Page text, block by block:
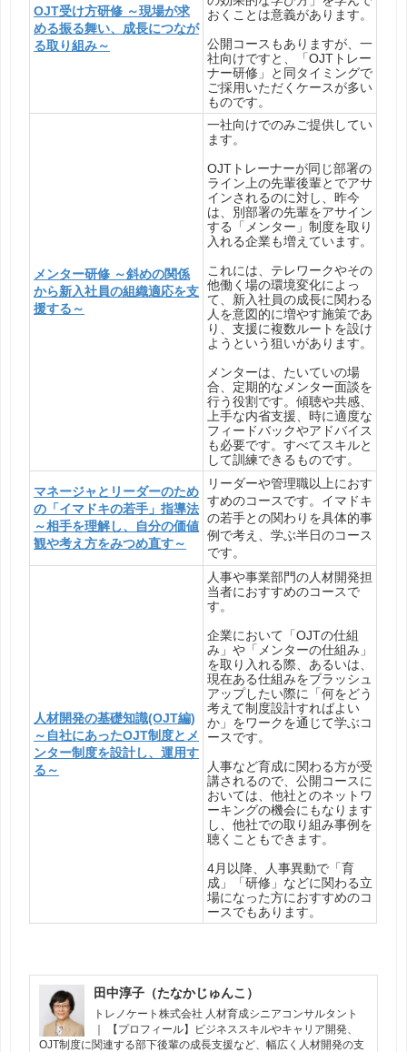
OJT受け方研修 ～現場が求
める振る舞い、成長につなが
る取り組み～
おくことは意義があります。
公開コースもありますが、一
社向けですと、「OJTトレー
ナー研修」と同タイミングで
ご採用いただくケースが多い
ものです。
メンター研修 ～斜めの関係
から新入社員の組織適応を支
援する～
一社向けでのみご提供してい
ます。
OJTトレーナーが同じ部署の
ライン上の先輩後輩とでアサ
インされるのに対し、昨今
は、別部署の先輩をアサイン
する「メンター」制度を取り
入れる企業も増えています。
これには、テレワークやその
他働く場の環境変化によっ
て、新入社員の成長に関わる
人を意図的に増やす施策であ
り、支援に複数ルートを設け
ようという狙いがあります。
メンターは、たいていの場
合、定期的なメンター面談を
行う役割です。傾聴や共感、
上手な内省支援、時に適度な
フィードバックやアドバイス
も必要です。すべてスキルと
して訓練できるものです。
マネージャとリーダーのため
の「イマドキの若手」指導法
～相手を理解し、自分の価値
観や考え方をみつめ直す～
リーダーや管理職以上におす
すめのコースです。イマドキ
の若手との関わりを具体的事
例で考え、学ぶ半日のコース
です。
人材開発の基礎知識(OJT編)
～自社にあったOJT制度とメ
ンター制度を設計し、運用す
る～
人事や事業部門の人材開発担
当者におすすめのコースで
す。
企業において「OJTの仕組
み」や「メンターの仕組み」
を取り入れる際、あるいは、
現在ある仕組みをブラッシュ
アップしたい際に「何をどう
考えて制度設計すればよい
か」をワークを通じて学ぶコ
ースです。
人事など育成に関わる方が受
講されるので、公開コースに
おいては、他社とのネットワ
ーキングの機会にもなります
し、他社での取り組み事例を
聴くこともできます。
4月以降、人事異動で「育
成」「研修」などに関わる立
場になった方におすすめのコ
ースでもあります。
田中淳子（たなかじゅんこ）
トレノケート株式会社 人材育成シニアコンサルタント
｜ 【プロフィール】ビジネススキルやキャリア開発、
OJT制度に関連する部下後輩の成長支援など、幅広く人材開発の支